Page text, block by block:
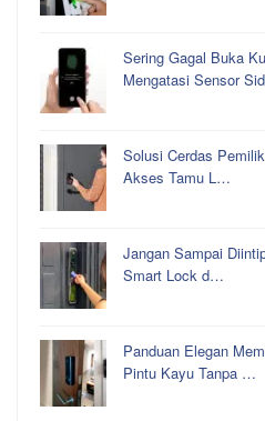
Sering Gagal Buka
Mengatasi Sensor
Solusi Cerdas
Akses Tamu L…
Jangan Sampai
Smart Lock d…
Panduan Elegan
Pintu Kayu Tanpa …